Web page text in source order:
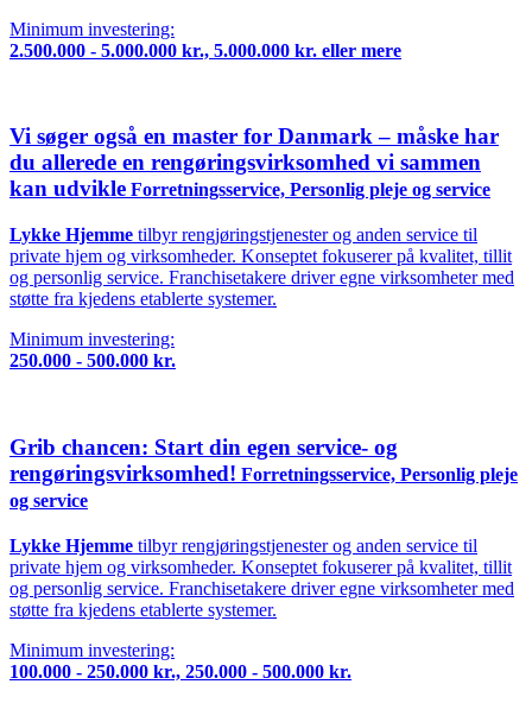
Minimum investering:
2.500.000 - 5.000.000 kr., 5.000.000 kr. eller mere
Vi søger også en master for Danmark – måske har
du allerede en rengøringsvirksomhed vi sammen
kan udvikle Forretningsservice, Personlig pleje og service
Lykke Hjemme tilbyr rengjøringstjenester og anden service til
private hjem og virksomheder. Konseptet fokuserer på kvalitet, tillit
og personlig service. Franchisetakere driver egne virksomheter med
støtte fra kjedens etablerte systemer.
Minimum investering:
250.000 - 500.000 kr.
Grib chancen: Start din egen service- og
rengøringsvirksomhed! Forretningsservice, Personlig pleje
og service
Lykke Hjemme tilbyr rengjøringstjenester og anden service til
private hjem og virksomheder. Konseptet fokuserer på kvalitet, tillit
og personlig service. Franchisetakere driver egne virksomheter med
støtte fra kjedens etablerte systemer.
Minimum investering:
100.000 - 250.000 kr., 250.000 - 500.000 kr.